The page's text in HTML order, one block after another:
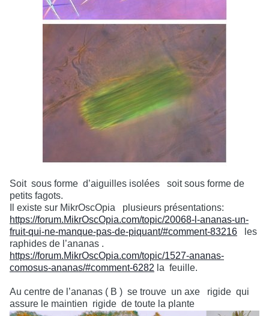
Soit sous forme d’aiguilles isolées
soit sous forme de
petits fagots.
Il existe sur MikrOscOpia
plusieurs présentations:
https://forum.MikrOscOpia.com/topic/20068-l-ananas-un-
fruit-qui-ne-manque-pas-de-piquant/#comment-83216
les
raphides de l’ananas .
https://forum.MikrOscOpia.com/topic/1527-ananas-
comosus-ananas/#comment-6282 la feuille.
Au centre de l’ananas ( B ) se trouve un axe rigide qui
assure le maintien rigide de toute la plante